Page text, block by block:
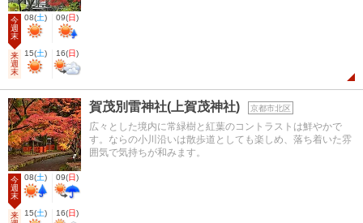
今
週
末
08(土) 09(日)
来
週
末
15(土) 16(日)
今
週
末
08(土) 09(日)
来
15(土) 16(日)
賀茂別雷神社(上賀茂神社) 京都市北区
広々とした境内に常緑樹と紅葉のコントラストは鮮やかで
す。ならの小川沿いは散歩道としても楽しめ、落ち着いた雰
囲気で気持ちが和みます。